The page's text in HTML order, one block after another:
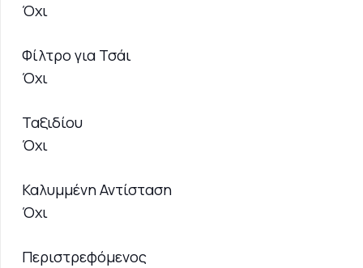
Όχι
Φίλτρο για Τσάι
Όχι
Ταξιδίου
Όχι
Καλυμμένη Αντίσταση
Όχι
Περιστρεφόμενος